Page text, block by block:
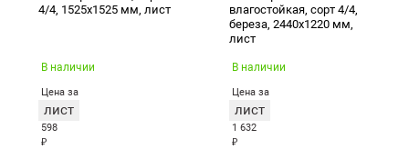
4/4, 1525х1525 мм, лист
В наличии
Цена за
лист
598
₽
влагостойкая, сорт 4/4,
береза, 2440х1220 мм,
лист
В наличии
Цена за
лист
1 632
₽